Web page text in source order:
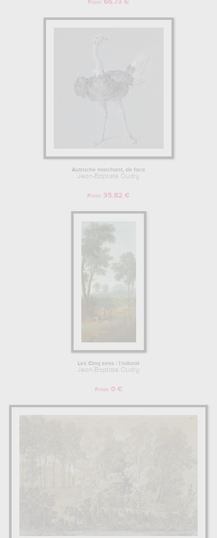
From 66.73 €
Autruche marchant, de face
Jean-Baptiste Oudry
From 35.82 €
Les Cinq sens : l'odorat
Jean-Baptiste Oudry
From 0 €